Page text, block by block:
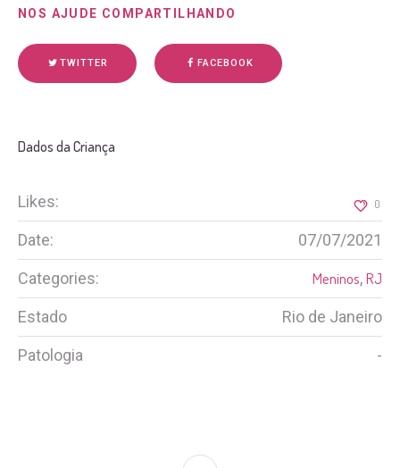
NOS AJUDE COMPARTILHANDO
TWITTER FACEBOOK
Dados da Criança
Likes: 0
Date: 07/07/2021
Categories: Meninos,RJ
Estado Rio de Janeiro
Patologia -